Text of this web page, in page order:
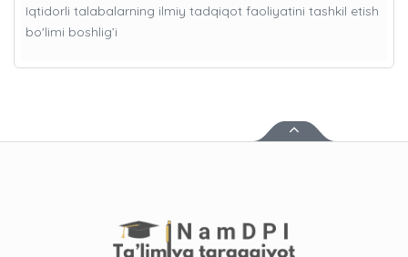
Iqtidorli talabalarning ilmiy tadqiqot faoliyatini tashkil etish
bo'limi boshlig’i